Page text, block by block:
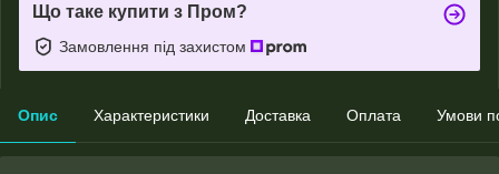
Що таке купити з Пром?
Замовлення під захистом
Опис Характеристики Доставка Оплата Умови